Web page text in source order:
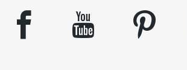
facebook youtube pinterest